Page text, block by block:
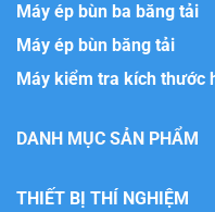
Máy ép bùn ba băng tải
Máy ép bùn băng tải
Máy kiểm tra kích thước
DANH MỤC SẢN PHẨM
THIẾT BỊ THÍ NGHIỆM